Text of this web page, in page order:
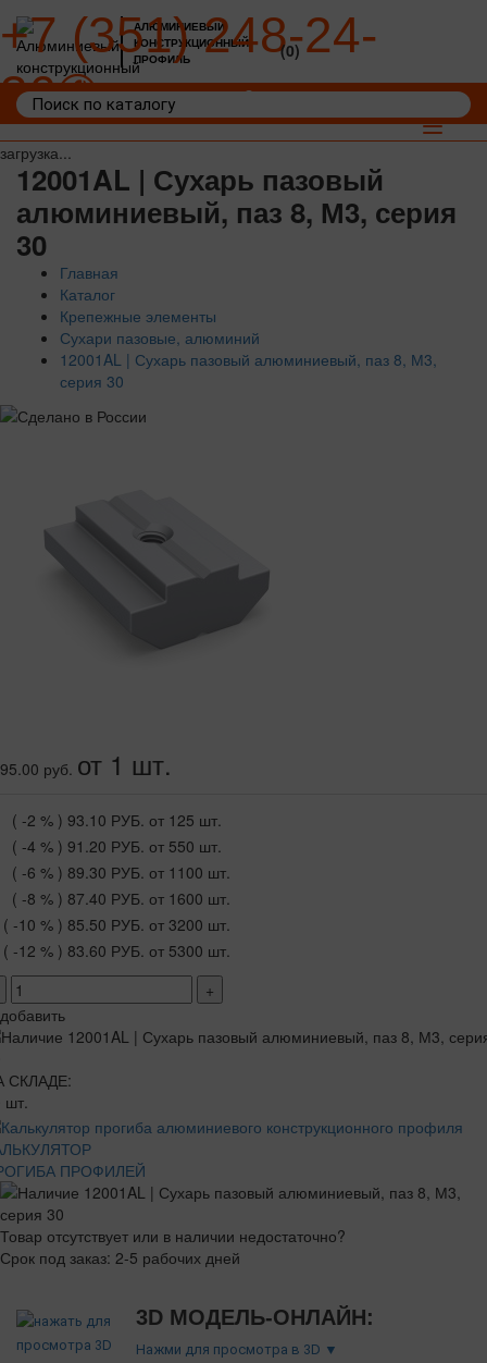
загрузка...
АЛЮМИНИЕВЫЙ
КОНСТРУКЦИОННЫЙ
ПРОФИЛЬ
+7 (351) 248-24-
36
(0)
Toggle
12001AL | Сухарь пазовый
алюминиевый, паз 8, М3, серия
30
Главная
Каталог
Крепежные элементы
Сухари пазовые, алюминий
12001AL | Сухарь пазовый алюминиевый, паз 8, М3,
серия 30
95.00 руб. от 1 шт.
( -2 % ) 93.10 РУБ. от 125 шт.
( -4 % ) 91.20 РУБ. от 550 шт.
( -6 % ) 89.30 РУБ. от 1100 шт.
( -8 % ) 87.40 РУБ. от 1600 шт.
( -10 % ) 85.50 РУБ. от 3200 шт.
( -12 % ) 83.60 РУБ. от 5300 шт.
+
добавить
СКЛАДЕ:
шт.
ПРОФИЛЕЙ
Товар отсутствует или в наличии недостаточно?
Срок под заказ: 2-5 рабочих дней
3D МОДЕЛЬ-ОНЛАЙН:
Нажми для просмотра в 3D ▼